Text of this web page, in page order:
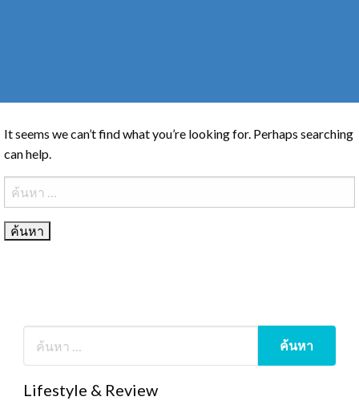
It seems we can’t find what you’re looking for. Perhaps searching
can help.
ค้นหา
สำหรับ:
Lifestyle & Review